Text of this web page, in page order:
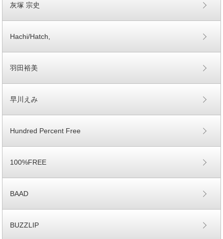
灰塚 宗史
Hachi/Hatch,
羽田裕美
早川えみ
Hundred Percent Free
100%FREE
BAAD
BUZZLIP